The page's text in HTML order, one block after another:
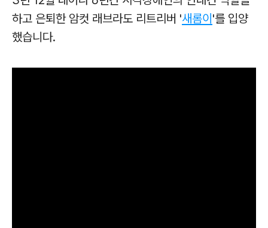
하고 은퇴한 암컷 래브라도 리트리버 '새롬이 '를 입양
했습니다.